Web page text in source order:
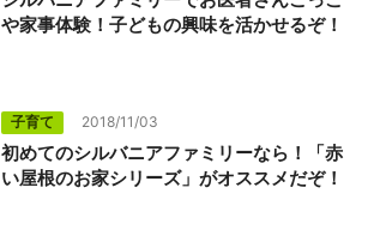
や家事体験！子どもの興味を活かせるぞ！
子育て 2018/11/03
初めてのシルバニアファミリーなら！「赤
い屋根のお家シリーズ」がオススメだぞ！